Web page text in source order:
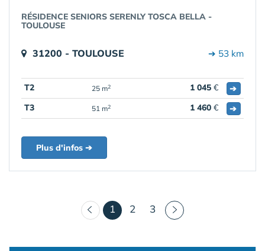
RÉSIDENCE SENIORS SERENLY TOSCA BELLA -
TOULOUSE
31200 - TOULOUSE ➔ 53 km
T2 25 m2 1 045 €
➔
T3
51 m2 1 460 € ➔
Plus d'infos ➔
1 (courant)
2 3